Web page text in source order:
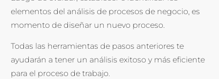
elementos del análisis de procesos de negocio, es
momento de diseñar un nuevo proceso.
Todas las herramientas de pasos anteriores te
ayudarán a tener un análisis exitoso y más eficiente
para el proceso de trabajo.